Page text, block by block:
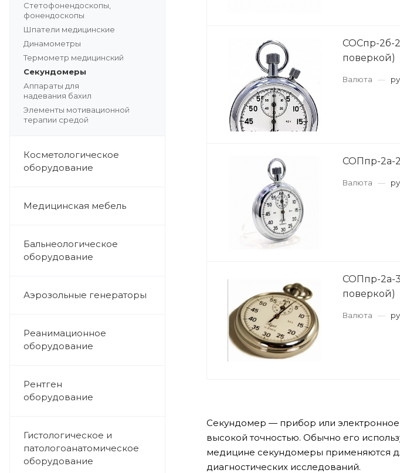
Стетофонендоскопы,
фонендоскопы
Шпатели медицинские
Динамометры
Термометр медицинский
Секундомеры
Аппараты для
надевания бахил
Элементы мотивационной
терапии средой
Косметологическое
оборудование
Медицинская мебель
Бальнеологическое
оборудование
Аэрозольные генераторы
Реанимационное
оборудование
Рентген
оборудование
Гистологическое и
патологоанатомическое
оборудование
СОСпр-2б-
поверкой)
Валюта —
СОПпр-2а-
Валюта —
СОПпр-2а-
поверкой)
Валюта —
Секундомер — прибор или
высокой точностью. Обычно его
медицине секундомеры применяются
диагностических исследований.